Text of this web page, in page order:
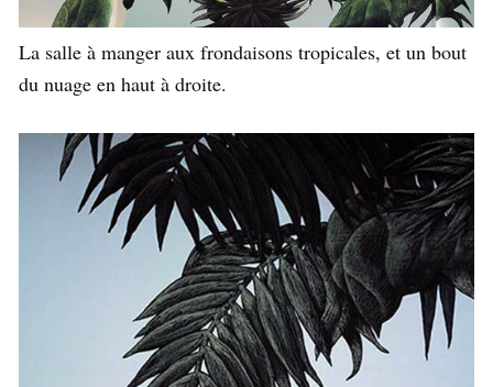
La salle à manger aux frondaisons tropicales, et un bout
du nuage en haut à droite.